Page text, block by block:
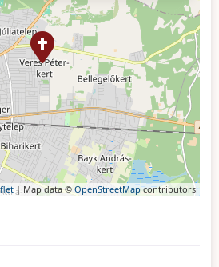
| Map data © OpenStreetMapcontributors